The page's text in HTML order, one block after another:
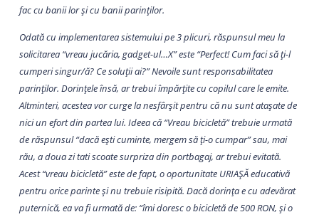
fac cu banii lor și cu banii parinților.
Odată cu implementarea sistemului pe 3 plicuri, răspunsul meu la
solicitarea “vreau jucăria, gadget-ul…X” este “Perfect! Cum faci să ți-l
cumperi singur/ă? Ce soluții ai?” Nevoile sunt responsabilitatea
parinților. Dorințele însă, ar trebui împărțite cu copilul care le emite.
Altminteri, acestea vor curge la nesfârșit pentru că nu sunt atașate de
nici un efort din partea lui. Ideea că “Vreau bicicletă” trebuie urmată
de răspunsul “dacă ești cuminte, mergem să ți-o cumpar” sau, mai
rău, a doua zi tati scoate surpriza din portbagaj, ar trebui evitată.
Acest “vreau bicicletă” este de fapt, o oportunitate URIAȘĂ educativă
pentru orice parinte și nu trebuie risipită. Dacă dorința e cu adevărat
puternică, ea va fi urmată de: “îmi doresc o bicicletă de 500 RON, și o